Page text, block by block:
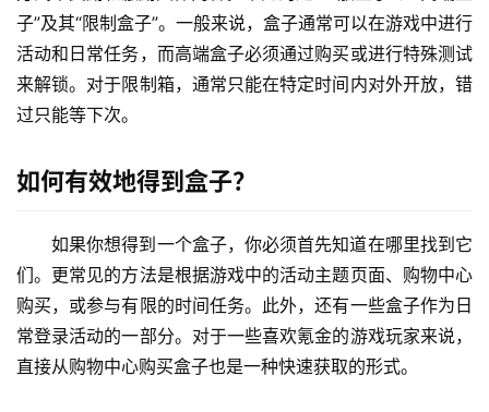
子”及其“限制盒子”。一般来说，盒子通常可以在游戏中进行
活动和日常任务，而高端盒子必须通过购买或进行特殊测试
来解锁。对于限制箱，通常只能在特定时间内对外开放，错
过只能等下次。
如何有效地得到盒子？
如果你想得到一个盒子，你必须首先知道在哪里找到它
们。更常见的方法是根据游戏中的活动主题页面、购物中心
购买，或参与有限的时间任务。此外，还有一些盒子作为日
常登录活动的一部分。对于一些喜欢氪金的游戏玩家来说，
直接从购物中心购买盒子也是一种快速获取的形式。